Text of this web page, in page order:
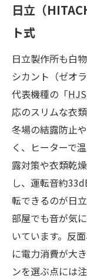
日立（
ト式
日立製作所も白
シカント（ゼオ
代表機種の「
応のスリムな衣
冬場の結露防止
く、ヒーターで
露対策や衣類乾
し、運転音約
転できるのが日
部屋でも音が気
いています。反
に電力消費が大
ンを選ぶ点には